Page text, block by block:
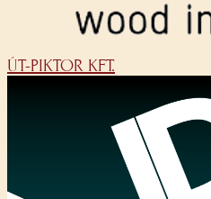
ÚT-PIKTOR KFT.